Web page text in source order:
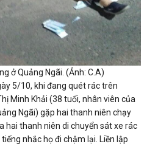
ở Quảng Ngãi. (Ảnh: C.A)
5/10, khi đang quét rác trên
Minh Khải (38 tuổi, nhân viên của
Ngãi) gặp hai thanh niên chạy
hai thanh niên di chuyển sát xe rác
nhắc họ đi chậm lại. Liền lập